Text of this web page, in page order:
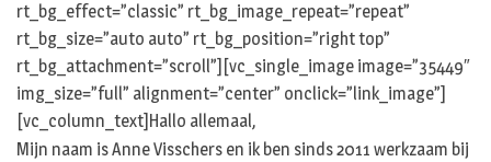
rt_bg_effect=”classic” rt_bg_image_repeat=”repeat”
rt_bg_size=”auto auto” rt_bg_position=”right top”
rt_bg_attachment=”scroll”][vc_single_image image=”35449″
img_size=”full” alignment=”center” onclick=”link_image”]
[vc_column_text]Hallo allemaal,
Mijn naam is Anne Visschers en ik ben sinds 2011 werkzaam bij